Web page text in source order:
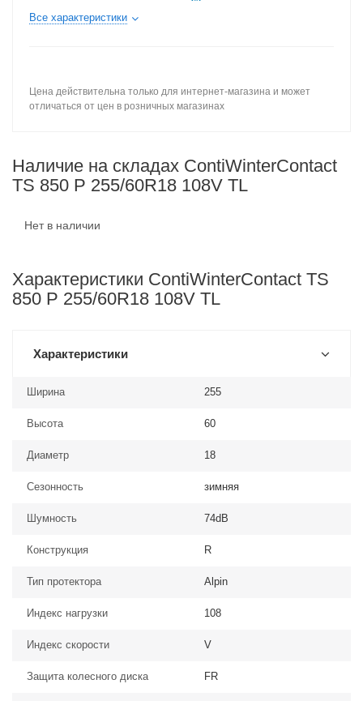
Все характеристики
Цена действительна только для интернет-магазина и может
отличаться от цен в розничных магазинах
Наличие на складах ContiWinterContact
TS 850 P 255/60R18 108V TL
Нет в наличии
Характеристики ContiWinterContact TS
850 P 255/60R18 108V TL
Характеристики
Ширина 255
Высота 60
Диаметр 18
Сезонность зимняя
Шумность 74dB
Конструкция R
Тип протектора Alpin
Индекс нагрузки 108
Индекс скорости V
Защита колесного диска FR